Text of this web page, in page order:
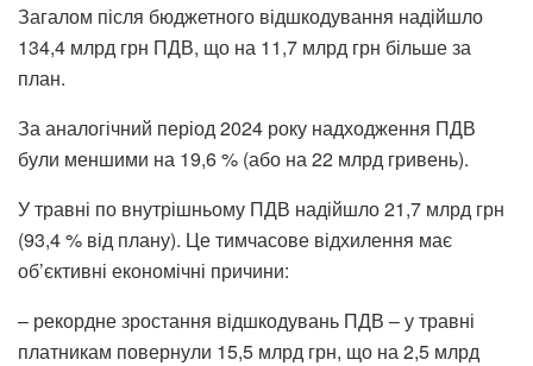
Загалом після бюджетного відшкодування надійшло
134,4 млрд грн ПДВ, що на 11,7 млрд грн більше за
план.
За аналогічний період 2024 року надходження ПДВ
були меншими на 19,6 % (або на 22 млрд гривень).
У травні по внутрішньому ПДВ надійшло 21,7 млрд грн
(93,4 % від плану). Це тимчасове відхилення має
об’єктивні економічні причини:
– рекордне зростання відшкодувань ПДВ – у травні
платникам повернули 15,5 млрд грн, що на 2,5 млрд